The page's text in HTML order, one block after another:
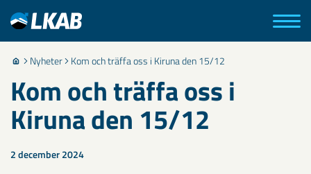
Nyheter Kom och träffa oss i Kiruna den 15/12
Kom och träffa oss i
Kiruna den 15/12
2 december 2024